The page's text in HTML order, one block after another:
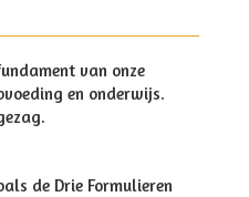
van onze
en onderwijs.
de Drie Formulieren